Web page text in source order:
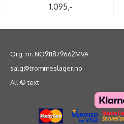
1.095,-
Org. nr. NO911879662MVA
salg@trommeslager.no
All © text